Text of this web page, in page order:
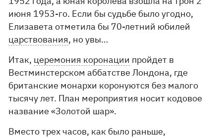
июня 1953-го. Если бы судьбе было угодно,
Елизавета отметила бы 70-летний юбилей
царствования, но увы…
Итак, церемония коронации пройдет в
Вестминстерском аббатстве Лондона, где
британские монархи коронуются без малого
тысячу лет. План мероприятия носит кодовое
название «Золотой шар».
Вместо трех часов, как было раньше,